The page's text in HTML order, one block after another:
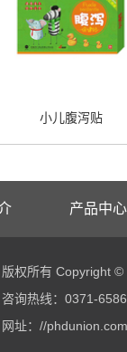
小儿腹泻贴
产品中心
版权所有 Copyright
咨询热线：0371-
网址：//